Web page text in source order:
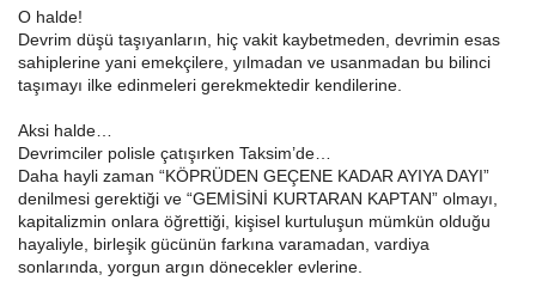
O halde!
Devrim düşü taşıyanların, hiç vakit kaybetmeden, devrimin esas
sahiplerine yani emekçilere, yılmadan ve usanmadan bu bilinci
taşımayı ilke edinmeleri gerekmektedir kendilerine.
Aksi halde…
Devrimciler polisle çatışırken Taksim’de…
Daha hayli zaman “KÖPRÜDEN GEÇENE KADAR AYIYA DAYI”
denilmesi gerektiği ve “GEMİSİNİ KURTARAN KAPTAN” olmayı,
kapitalizmin onlara öğrettiği, kişisel kurtuluşun mümkün olduğu
hayaliyle, birleşik gücünün farkına varamadan, vardiya
sonlarında, yorgun argın dönecekler evlerine.